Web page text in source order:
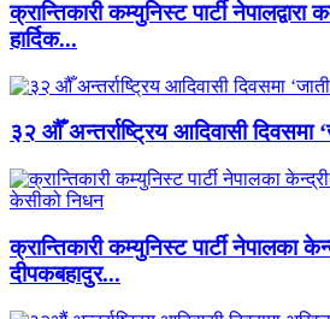
क्रान्तिकारी कम्युनिस्ट पार्टी
हार्दिक...
३२ औँ अन्तर्राष्ट्रिय आदिवासी दिवसमा
क्रान्तिकारी कम्युनिस्ट पार्टी नेपालका
दीपकबहादुर...